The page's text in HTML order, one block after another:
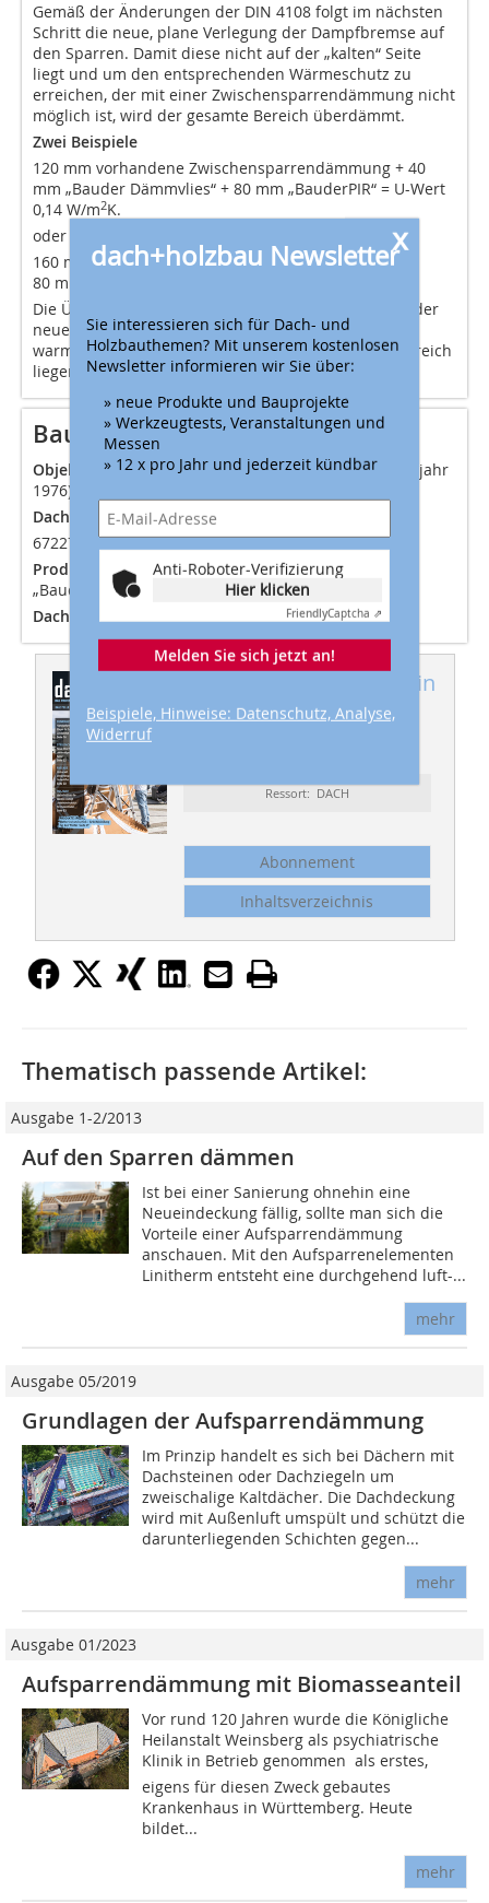
Gemäß der Änderungen der DIN 4108 folgt im nächsten
Schritt die neue, plane Verlegung der Dampfbremse auf
den Sparren. Damit diese nicht auf der „kalten“ Seite
liegt und um den entsprechenden Wärmeschutz zu
erreichen, der mit einer Zwischensparrendämmung nicht
möglich ist, wird der gesamte Bereich überdämmt.
Zwei Beispiele
120 mm vorhandene Zwischensparrendämmung + 40
mm „Bauder Dämmvlies“ + 80 mm „BauderPIR“ = U-Wert
0,14 W/m2K.
oder
160 mm „Bauder Dämmvlies“+
80 mm „BauderPIR“ = U-Wert 0,14 W/m
Die Überdämmung ist wichtig, damit alle unterhalb der
neuen luftdichten Schicht befindlichen Bauteile im
warmen und damit bauphysikalisch unkritischen Bereich
liegen.
Bautafel (Auswahl)
Objekt
Dachsanierung eines Einfamilienhauses (Baujahr
1976) in 67258 Heßheim
DachdeckerDachdeckerei Dennis Faulhaber,
67227 Frankenthal
Produkte
Bauder Dämmvlies 160 mm, „BauderTex“,
„BauderPIR SF 80 mm“
Dachfläche160 m2
Dieser Artikel erschien in
dach+holzbau 10-
Ressort: DACH
Abonnement
Inhaltsverzeichnis
x
dach+holzbau Newsletter
Sie interessieren sich für Dach- und
Holzbauthemen? Mit unserem kostenlosen
Newsletter informieren wir Sie über:
» neue Produkte und Bauprojekte
» Werkzeugtests, Veranstaltungen und
Messen
» 12 x pro Jahr und jederzeit kündbar
Anti-Roboter-Verifizierung
Hier klicken
FriendlyCaptcha ⇗
Melden Sie sich jetzt an!
Beispiele, Hinweise: Datenschutz, Analyse,
Widerruf
Thematisch passende Artikel:
Ausgabe 1-2/2013
Auf den Sparren dämmen
Ist bei einer Sanierung ohnehin eine
Neueindeckung fällig, sollte man sich die
Vorteile einer Aufsparrendämmung
anschauen. Mit den Aufsparrenelementen
Li­­nitherm entsteht eine durchgehend luft-...
mehr
Ausgabe 05/2019
Grundlagen der Aufsparrendämmung
Im Prinzip handelt es sich bei Dächern mit
Dachsteinen oder Dachziegeln um
zweischalige Kaltdächer. Die Dachdeckung
wird mit Außenluft umspült und schützt die
darunterliegenden Schichten gegen...
mehr
Ausgabe 01/2023
Aufsparrendämmung mit Biomasseanteil
Vor rund 120 Jahren wurde die Königliche
Heilanstalt Weinsberg als psychiatrische
Klinik in Betrieb genommen  als erstes,
eigens für diesen Zweck gebautes
Krankenhaus in Württemberg. Heute
bildet...
mehr